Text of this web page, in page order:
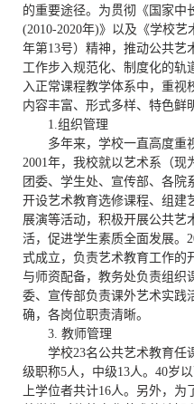
的重要途径。为贯彻《国家中
(2010-2020年)》以及《学校艺
年第13号）精神，推动公共艺
工作步入规范化、制度化的轨
入正常课程教学体系中，重视
内容丰富、形式多样、特色鲜
1.组织管理
多年来，学校一直高度重
2001年，我校就以艺术系（现
团委、学生处、宣传部、各院
开设艺术教育选修课程、组建
展演等活动，积极开展公共艺
活，促进学生素质全面发展。
式成立，负责艺术教育工作的
与师资配备，教务处负责组织
委、宣传部负责课外艺术实践
确，各岗位职责清晰。
3. 教师管理
学校23名公共艺术教育任
级职称5人，中级13人。 40岁
上学位者共计16人。另外，为